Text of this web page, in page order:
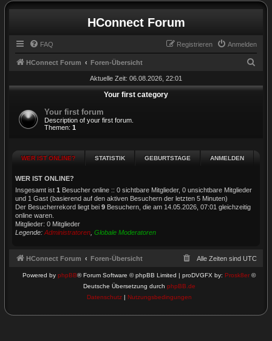
HConnect Forum
FAQ Anmelden
Registrieren
HConnect Forum Foren-Übersicht
c
Aktuelle Zeit: 06.08.2026, 22:01
Your first category
Your first forum
Description of your first forum.
Themen: 1
WER IST ONLINE? STATISTIK GEBURTSTAGE ANMELDEN
WER IST ONLINE?
Insgesamt ist 1 Besucher online :: 0 sichtbare Mitglieder, 0 unsichtbare Mitglieder
und 1 Gast (basierend auf den aktiven Besuchern der letzten 5 Minuten)
Der Besucherrekord liegt bei 9 Besuchern, die am 14.05.2026, 07:01 gleichzeitig
online waren.
Mitglieder: 0 Mitglieder
Legende: Administratoren Globale Moderatoren
HConnect Forum Foren-Übersicht Alle Zeiten sind UTC
Powered by phpBB® Forum Software © phpBB Limited | proDVGFX by: Prosk8er ©
Deutsche Übersetzung durch phpBB.de
Datenschutz| Nutzungsbedingungen